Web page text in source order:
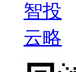
智投
云略